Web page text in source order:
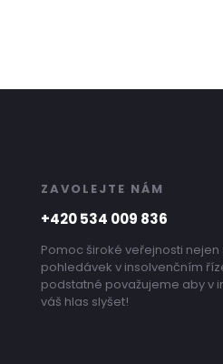
ZAVOLEJTE NÁM
+420 534 009 836
Pomoc široké veřejnosti
pohledávek v insolvenčním
podstatné považujeme aby v
váš hlas slyšet!